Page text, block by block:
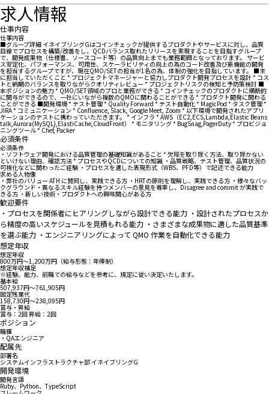
求人情報
仕事内容
仕事内容
■グループ詳細 イネイブリングGはコインチェックが提供するプロダクトやサービスに対し、品質
目線でプロセスを構築/改善をし、QCDバランス取れたリリースを実現することを目指すグループ
で、開発成果物（仕様書、ソースコード等）の品質向上までも業務範囲となっております。 サービ
ス安定化、パフォーマンス、可用性、スケーラビリティの向上の為のコード改善及び新機能の開発
を担当するグループですが、現在QMO/SETの担当が1名の為、体制の強化を目指しています。 ■主
に担当していただくこと * プロジェクトマネージャーと協力しプロダクト開発プロセスを設計 * コス
トと納期のバランスを取りながらクオリティレビュー * プロジェクトリスクの検知と予防策検討 ■
本ポジションの魅力 * QMO/SET領域のプロと業務ができる * コインチェックのプロダクトに横断的
に関与ができるので、一社にいながら複数のQMOに関わることができる * プロダクト開発に関わる
ことができる ■開発環境 * テスト管理 * Quality Forward * テスト自動化 * MagicPod * タスク管理 *
JIRA * コミュニケーション * Confluence, Slack, Google Meet, Zoom * 以下環境で開発されたアプリ
ケーションのテストに携わっていただきます。 * インフラ * AWS（EC2,ECS,Lambda,Elastic Beans
talk,Aurora(MySQL),ElastiCache,CloudFront） * モニタリング * BugSnag,PagerDuty * プロビジョ
ニングツール * Chef, Packer
必須条件
必須条件
・ソフトウェア開発における品質管理の基礎知識があること * 欠陥を取り除く方法、取り除かない
といけない理由、確認方法 * プロセスやQCDについての知識 ・品質戦略、テスト管理、品質状況の
可視化などに関わったご経験 ・プロセスを適した表現形式（WBS、PFD等）で記述できる能力
求める人物像
・弊社のバリュー ATH に賛同し、実践できる方 ・HRTの原則を理解し、実践できる方 ・様々なバッ
クグラウンド・異なるスキル経験を持つメンバーの意見を尊重し、Disagree and commit が実践で
きる方 ・新しい技術・プロダクトへの興味関心がある方
歓迎要件
・プロセスを関係者にヒアリングしながら設計できる能力 ・設計されたプロセスか
ら精度の高いスケジュールを見積もれる能力 ・さまざまな成果物に適した品質基準
を選ぶ能力 ・エンジニアリングによって QMO 作業を自動化できる能力
想定年収
想定年収
800万円〜1,200万円（給与形態：年俸制）
想定年収補足
※経験、能力、前職での給与などを参考に、規定に従い決定いたします。
基本給
507,937円〜761,905円
固定残業代
158,730円〜238,095円
賞与・昇給
賞与：2回 昇給：2回
ポジション
職種
・QAエンジニア
配属先
部署名
システムインフラストラクチャ部 イネイブリングG
開発環境
開発言語
Ruby、Python、TypeScript
フレームワーク